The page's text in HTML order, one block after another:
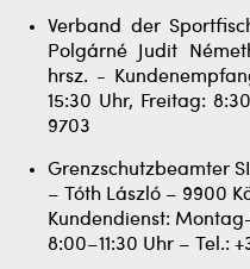
Verband der
Polgárné Judit
hrsz. -
15:30 Uhr, Freitag:
9703
Grenzschutzbeamter
– Tóth László – 9900
Kundendienst:
8:00–11:30 Uhr – Tel.: